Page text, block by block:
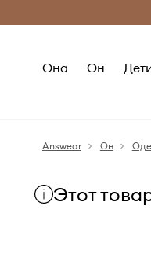
Она Он
Answear Он
Этот